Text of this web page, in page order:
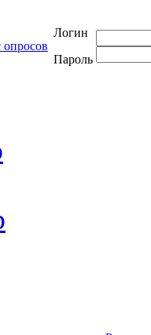
Логин
Пароль